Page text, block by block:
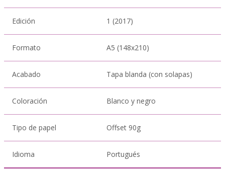
Edición 1 (2017)
Formato A5 (148x210)
Acabado Tapa blanda (con solapas)
Coloración Blanco y negro
Tipo de papel Offset 90g
Idioma Portugués